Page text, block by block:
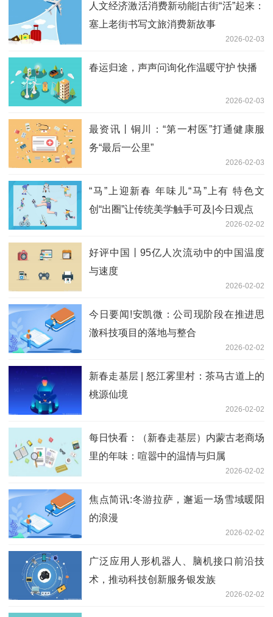
人文经济激活消费新动能|古街“活”起来：
塞上老街书写文旅消费新故事
2026-02-03
春运归途，声声问询化作温暖守护 快播
2026-02-03
最资讯丨铜川：“第一村医”打通健康服
务“最后一公里”
2026-02-03
“马”上迎新春 年味儿“马”上有 特色文
创“出圈”让传统美学触手可及|今日观点
2026-02-02
好评中国丨95亿人次流动中的中国温度
与速度
2026-02-02
今日要闻!安凯微：公司现阶段在推进思
澈科技项目的落地与整合
2026-02-02
新春走基层 | 怒江雾里村：茶马古道上的
桃源仙境
2026-02-02
每日快看：（新春走基层）内蒙古老商场
里的年味：喧嚣中的温情与归属
2026-02-02
焦点简讯:冬游拉萨，邂逅一场雪域暖阳
的浪漫
2026-02-02
广泛应用人形机器人、脑机接口前沿技
术，推动科技创新服务银发族
2026-02-02